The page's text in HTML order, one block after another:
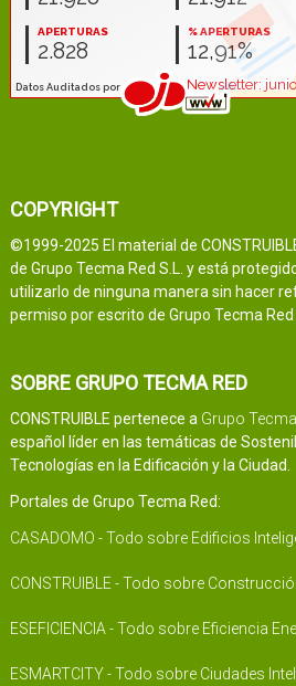
COPYRIGHT
©1999-2025 El material de
de Grupo Tecma Red S.L. y está
utilizarlo de ninguna manera sin hacer
permiso por escrito de Grupo Tecma Red
SOBRE GRUPO TECMA RED
CONSTRUIBLE pertenece a Grupo
español líder en las temáticas de
Tecnologías en la Edificación y la Ciudad.
Portales de Grupo Tecma Red:
CASADOMO - Todo sobre Edificios
CONSTRUIBLE - Todo sobre
ESEFICIENCIA - Todo sobre Eficiencia
ESMARTCITY - Todo sobre Ciudades